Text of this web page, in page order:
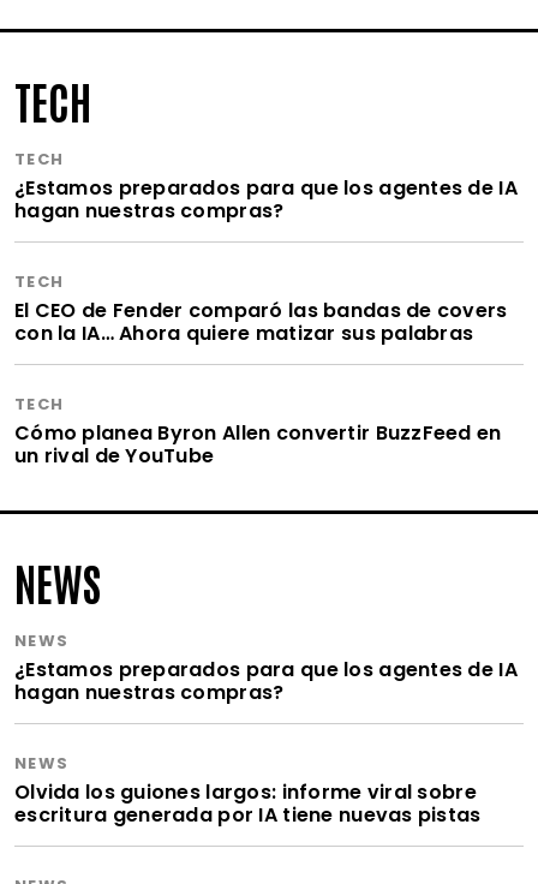
TECH
TECH
¿Estamos preparados para que los agentes de IA
hagan nuestras compras?
TECH
El CEO de Fender comparó las bandas de covers
con la IA… Ahora quiere matizar sus palabras
TECH
Cómo planea Byron Allen convertir BuzzFeed en
un rival de YouTube
NEWS
NEWS
¿Estamos preparados para que los agentes de IA
hagan nuestras compras?
NEWS
Olvida los guiones largos: informe viral sobre
escritura generada por IA tiene nuevas pistas